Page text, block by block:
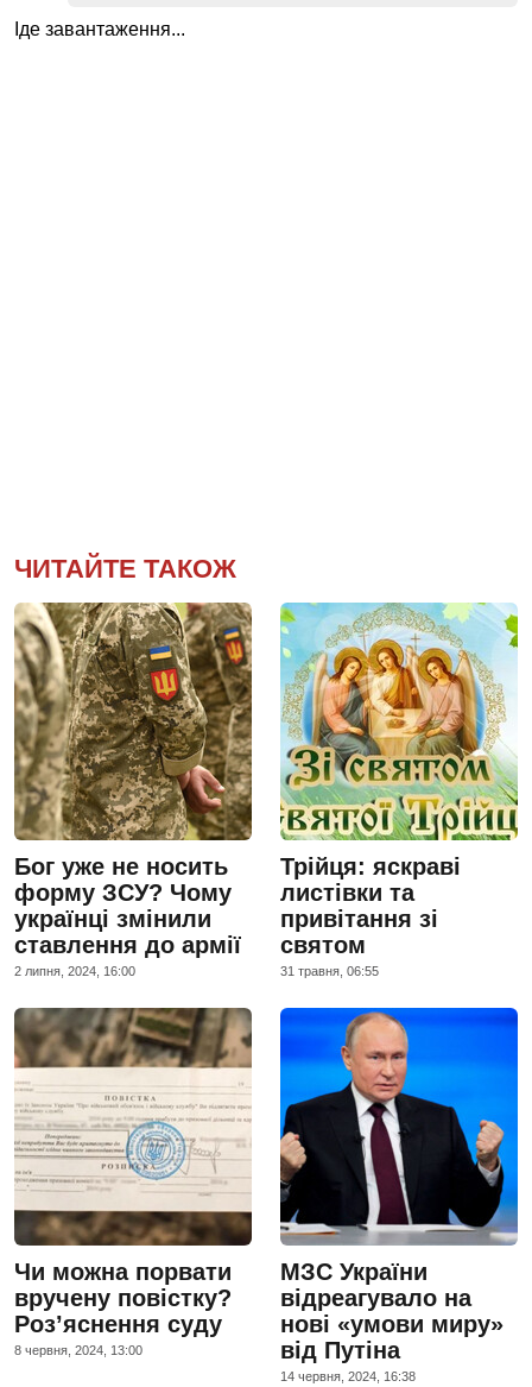
Іде завантаження...
ЧИТАЙТЕ ТАКОЖ
Бог уже не носить
форму ЗСУ? Чому
українці змінили
ставлення до армії
2 липня, 2024, 16:00
Трійця: яскраві
листівки та
привітання зі
святом
31 травня, 06:55
Чи можна порвати
вручену повістку?
Роз’яснення суду
8 червня, 2024, 13:00
МЗС України
відреагувало на
нові «умови миру»
від Путіна
14 червня, 2024, 16:38